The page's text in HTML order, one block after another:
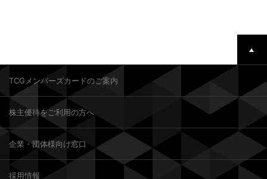
TCGメンバーズカードのご案内
株主優待をご利用の方へ
企業・団体様向け窓口
採用情報